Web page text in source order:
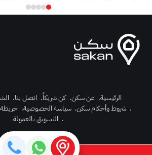
الرئيسية. عن سكن. كن شريكاً. اتصل بنا.
. شروط وأحكام سكن. سياسة الخصوصية.
. التسويق بالعمولة